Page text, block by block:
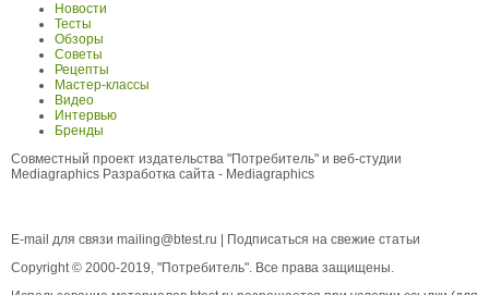
Новости
Тесты
Обзоры
Советы
Рецепты
Мастер-классы
Видео
Интервью
Бренды
Совместный проект издательства "Потребитель" и веб-студии
Mediagraphics Разработка сайта - Mediagraphics
E-mail для связи mailing@btest.ru
Подписаться на свежие статьи
Copyright © 2000-2019, "Потребитель". Все права защищены.